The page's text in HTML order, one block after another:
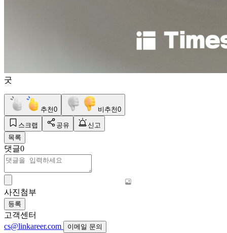
굿
추천0 비추천0
스크랩 공유
신고
목록
댓글0
사진첨부
등록
고객센터
cs@linkareer.com
이메일 문의